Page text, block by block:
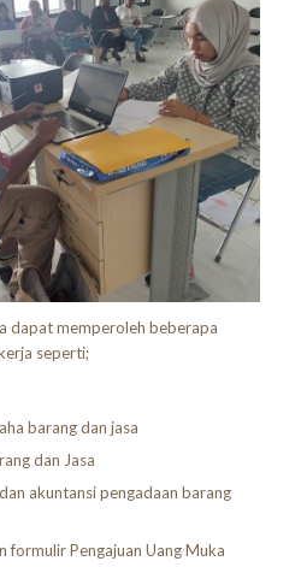
dapat memperoleh beberapa
seperti;
barang dan jasa
dan Jasa
akuntansi pengadaan barang
formulir Pengajuan Uang Muka